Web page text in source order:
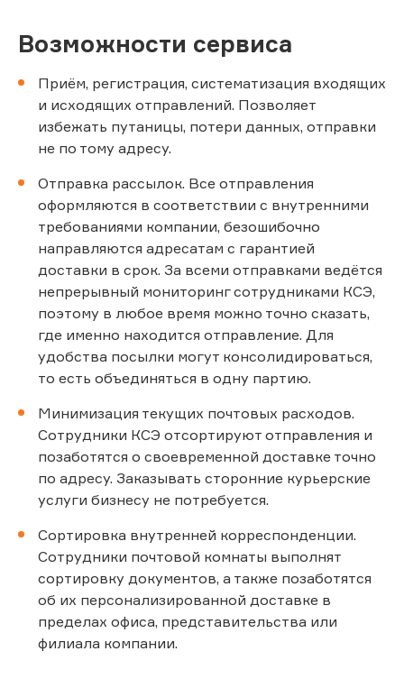
Возможности сервиса
Приём, регистрация, систематизация входящих
и исходящих отправлений. Позволяет
избежать путаницы, потери данных, отправки
не по тому адресу.
Отправка рассылок. Все отправления
оформляются в соответствии с внутренними
требованиями компании, безошибочно
направляются адресатам с гарантией
доставки в срок. За всеми отправками ведётся
непрерывный мониторинг сотрудниками КСЭ,
поэтому в любое время можно точно сказать,
где именно находится отправление. Для
удобства посылки могут консолидироваться,
то есть объединяться в одну партию.
Минимизация текущих почтовых расходов.
Сотрудники КСЭ отсортируют отправления и
позаботятся о своевременной доставке точно
по адресу. Заказывать сторонние курьерские
услуги бизнесу не потребуется.
Сортировка внутренней корреспонденции.
Сотрудники почтовой комнаты выполнят
сортировку документов, а также позаботятся
об их персонализированной доставке в
пределах офиса, представительства или
филиала компании.